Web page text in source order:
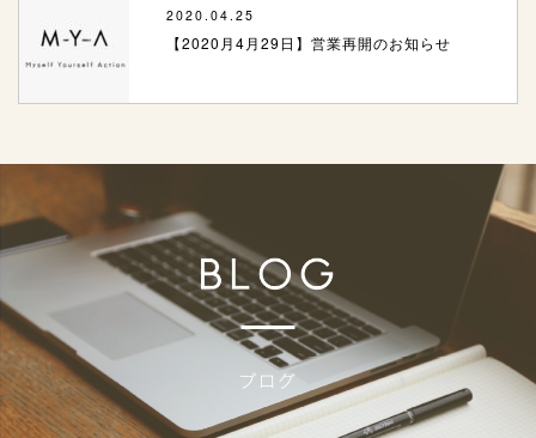
2020.04.25
【2020月4月29日】営業再開のお知らせ